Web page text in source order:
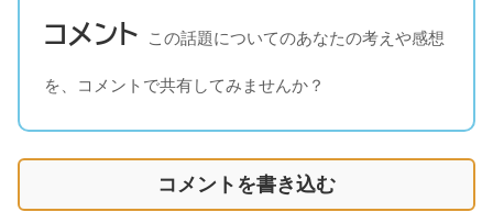
コメント この話題についてのあなたの考えや感想
を、コメントで共有してみませんか？
コメントを書き込む